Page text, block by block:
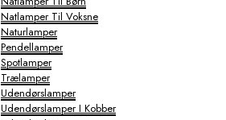
Natlamper Til Voksne
Naturlamper
Pendellamper
Spotlamper
Trælamper
Udendørslamper
Udendørslamper I Kobber